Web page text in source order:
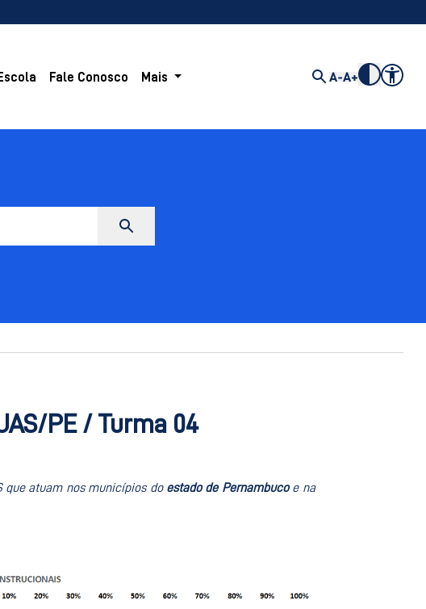
Fale Conosco Mais
PE / Turma 04
que atuam nos municípios do estado de Pernambucoe na